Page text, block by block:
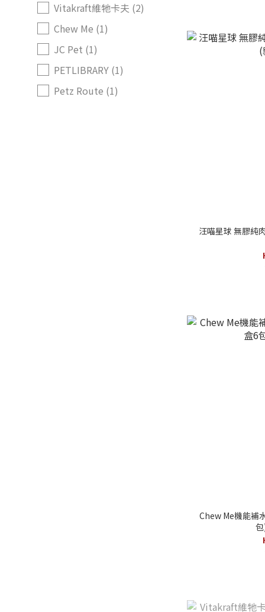
Vitakraft維牠卡夫 (2)
Chew Me (1)
JC Pet (1)
PETLIBRARY (1)
Petz Route (1)
汪喵星球 無膠純
Chew Me機能補